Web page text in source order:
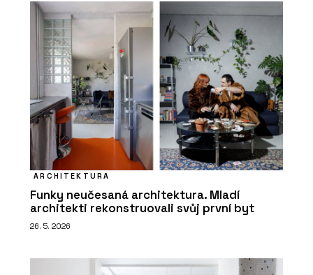
ARCHITEKTURA
Funky neučesaná architektura. Mladí
architekti rekonstruovali svůj první byt
26. 5. 2026